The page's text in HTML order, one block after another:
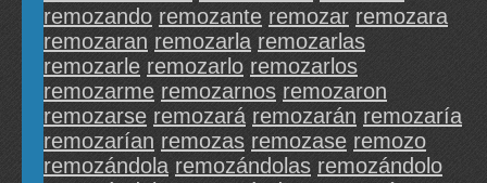
remozando remozante remozar remozara
remozaran remozarla remozarlas
remozarle remozarlo remozarlos
remozarme remozarnos remozaron
remozarse remozará remozarán remozaría
remozarían remozas remozase remozo
remozándola remozándolas remozándolo